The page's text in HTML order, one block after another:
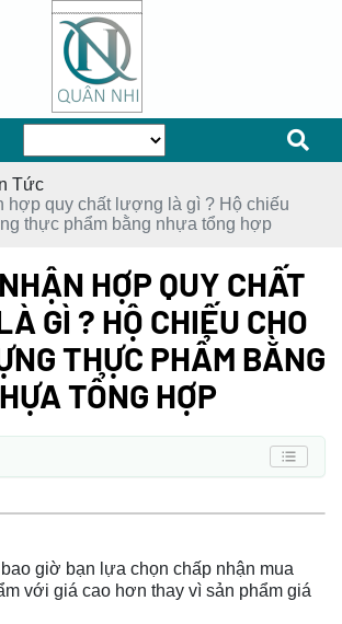
Tức
hợp quy chất lượng là gì ? Hộ chiếu
thực phẩm bằng nhựa tổng hợp
HỢP QUY CHẤT
GÌ ? HỘ CHIẾU CHO
THỰC PHẨM BẰNG
TỔNG HỢP
giờ bạn lựa chọn chấp nhận mua
với giá cao hơn thay vì sản phẩm giá